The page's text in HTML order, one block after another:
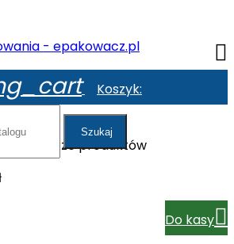

Koszyk:
ma jeszcze produktów
Do kasy
Szukaj